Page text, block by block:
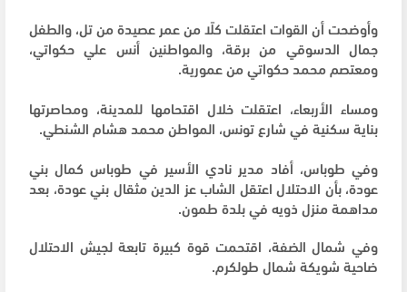
وأوضحت أن القوات اعتقلت كلًا من عمر عصيدة من تل، والطفل
جمال الدسوقي من برقة، والمواطنين أنس علي حكواتي،
ومعتصم محمد حكواتي من عمورية.
ومساء الأربعاء، اعتقلت خلال اقتحامها للمدينة، ومحاصرتها
بناية سكنية في شارع تونس، المواطن محمد هشام الشنطي.
وفي طوباس، أفاد مدير نادي الأسير في طوباس كمال بني
عودة، بأن الاحتلال اعتقل الشاب عز الدين مثقال بني عودة، بعد
مداهمة منزل ذويه في بلدة طمون.
وفي شمال الضفة، اقتحمت قوة كبيرة تابعة لجيش الاحتلال
ضاحية شويكة شمال طولكرم.